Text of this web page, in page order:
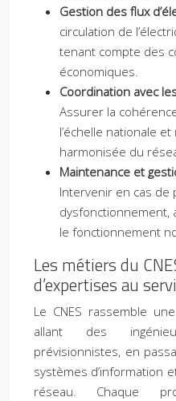
Gestion des flux
circulation de
tenant compte des
économiques.
Coordination avec
Assurer la
l’échelle nationale
harmonisée du
Maintenance et
Intervenir en cas de
dysfonctionnement,
le fonctionnement
Les métiers du
d’expertises au
Le CNES rassemble
allant des
prévisionnistes, en
systèmes d’information
réseau. Chaque